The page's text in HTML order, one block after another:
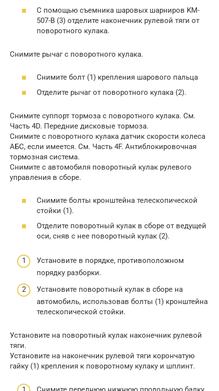
С помощью съемника шаровых шарниров KM-
507-B (3) отделите наконечник рулевой тяги от
поворотного кулака.
Снимите рычаг с поворотного кулака.
Снимите болт (1) крепления шарового пальца
Отделите рычаг от поворотного кулака (2).
Снимите суппорт тормоза с поворотного кулака. См.
Часть 4D. Передние дисковые тормоза.
Снимите с поворотного кулака датчик скорости колеса
АБС, если имеется. См. Часть 4F. Антиблокировочная
тормозная система.
Снимите с автомобиля поворотный кулак рулевого
управления в сборе.
Снимите болты кронштейна телескопической
стойки (1).
Отделите поворотный кулак в сборе от ведущей
оси, сняв с нее поворотный кулак (2).
Установите в порядке, противоположном
порядку разборки.
Установите поворотный кулак в сборе на
автомобиль, использовав болты (1) кронштейна
телескопической стойки.
Установите на поворотный кулак наконечник рулевой
тяги.
Установите на наконечник рулевой тяги корончатую
гайку (1) крепления к поворотному кулаку и шплинт.